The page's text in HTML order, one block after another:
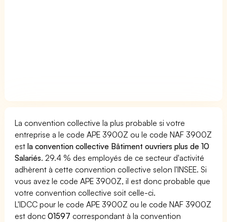
La convention collective la plus probable si votre
entreprise a le code APE 3900Z ou le code NAF 3900Z
estla convention collective Bâtiment ouvriers plus de 10
Salariés. 29.4 % des employés de ce secteur d'activité
adhèrent à cette convention collective selon l'INSEE. Si
vous avez le code APE 3900Z, il est donc probable que
votre convention collective soit celle-ci.
L'IDCC pour le code APE 3900Z ou le code NAF 3900Z
est donc01597 correspondant à la convention